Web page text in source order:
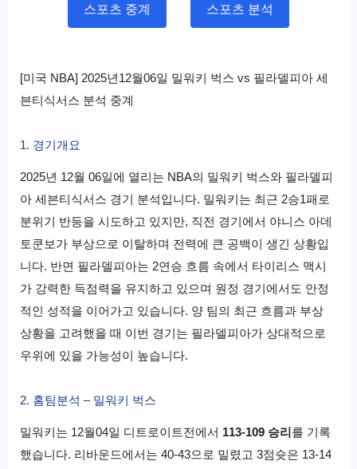
스포츠 중계 스포츠 분석
[미국 NBA] 2025년12월06일 밀워키 벅스 vs 필라델피아 세
븐티식서스 분석 중계
1. 경기개요
2025년 12월 06일에 열리는 NBA의 밀워키 벅스와 필라델피
아 세븐티식서스 경기 분석입니다. 밀워키는 최근 2승1패로
분위기 반등을 시도하고 있지만, 직전 경기에서 야니스 아데
토쿤보가 부상으로 이탈하며 전력에 큰 공백이 생긴 상황입
니다. 반면 필라델피아는 2연승 흐름 속에서 타이리스 맥시
가 강력한 득점력을 유지하고 있으며 원정 경기에서도 안정
적인 성적을 이어가고 있습니다. 양 팀의 최근 흐름과 부상
상황을 고려했을 때 이번 경기는 필라델피아가 상대적으로
우위에 있을 가능성이 높습니다.
2. 홈팀분석 – 밀워키 벅스
밀워키는 12월04일 디트로이트전에서 113-109 승리 를 기록
했습니다. 리바운드에서는 40-43으로 밀렸고 3점슛은 13-14